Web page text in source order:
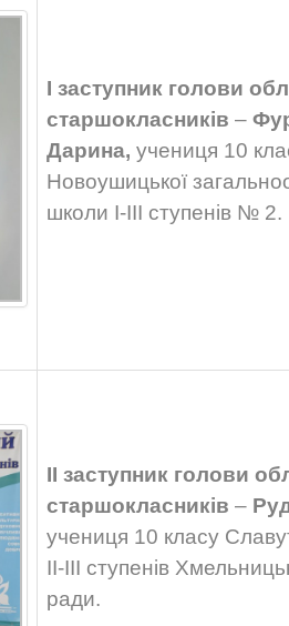
І заступник голови
старшокласників –
Дарина, учениця 10
Новоушицької
школи І-ІІІ ступенів № 2.
ІІ заступник голови
старшокласників –
учениця 10 класу
ІІ-ІІІ ступенів
ради.